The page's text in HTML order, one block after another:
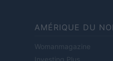
AMÉRIQUE DU
Womanmagazine